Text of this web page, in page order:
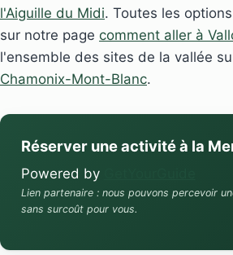
l'Aiguille du Midi. Toutes les
sur notre page comment aller à
l'ensemble des sites de la vallée
Chamonix-Mont-Blanc.
Réserver une activité à la
Powered by
Lien partenaire : nous pouvons percevoir
sans surcoût pour vous.